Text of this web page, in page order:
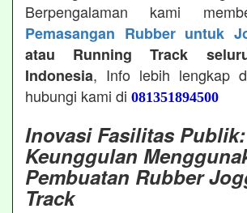
Berpengalaman kami
Pemasangan Rubber untuk
atau Running Track
Indonesia, Info lebih lengkap
hubungi kami di 081351894500
Inovasi Fasilitas Publik:
Keunggulan
Pembuatan Rubber
Track